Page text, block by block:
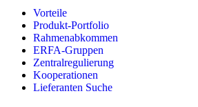
Vorteile
Produkt-Portfolio
Rahmenabkommen
ERFA-Gruppen
Zentralregulierung
Kooperationen
Lieferanten Suche